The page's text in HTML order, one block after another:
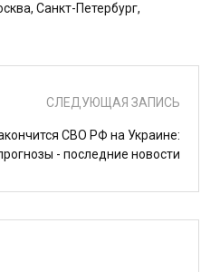
Санкт-Петербург,
СЛЕДУЮЩАЯ ЗАПИСЬ
СВО РФ на Украине:
- последние новости